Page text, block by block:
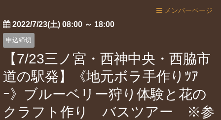
メンバーページ
2022/7/23(土) 08:00 ～ 18:00
申込締切
【7/23三ノ宮・西神中央・西脇市
道の駅発】《地元ボラ手作りﾂｱ
ｰ》ブルーベリー狩り体験と花の
クラフト作り バスツアー ※参